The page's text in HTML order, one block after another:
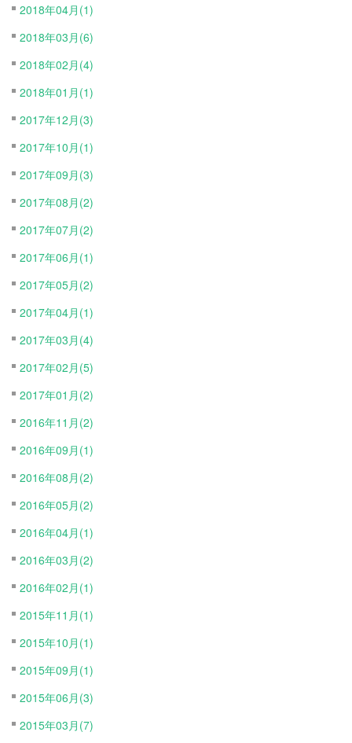
2018年04月(1)
2018年03月(6)
2018年02月(4)
2018年01月(1)
2017年12月(3)
2017年10月(1)
2017年09月(3)
2017年08月(2)
2017年07月(2)
2017年06月(1)
2017年05月(2)
2017年04月(1)
2017年03月(4)
2017年02月(5)
2017年01月(2)
2016年11月(2)
2016年09月(1)
2016年08月(2)
2016年05月(2)
2016年04月(1)
2016年03月(2)
2016年02月(1)
2015年11月(1)
2015年10月(1)
2015年09月(1)
2015年06月(3)
2015年03月(7)